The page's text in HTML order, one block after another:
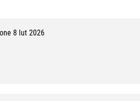
8 lut 2026